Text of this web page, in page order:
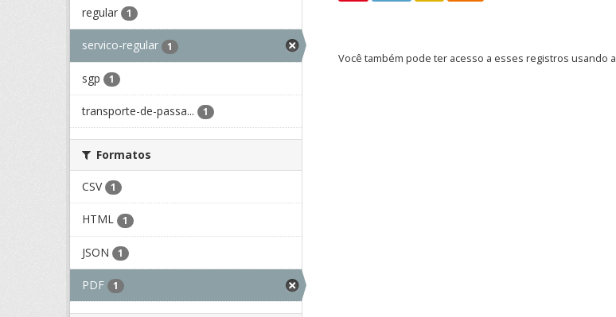
regular 1
servico-regular 1
sgp 1
transporte-de-passa... 1
Formatos
CSV 1
HTML 1
JSON 1
PDF 1
Você também pode ter acesso a esses registros usando a